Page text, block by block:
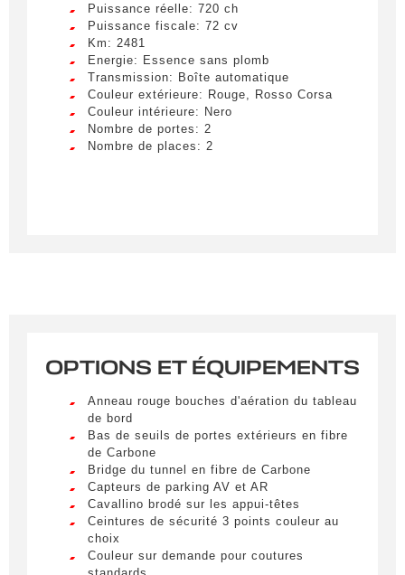
Remplissez le formulaire ci-dessous pour recevoir
une notification par e-mail dès qu’un véhicule
correspondant à vos critères sera disponible.
Civilité *
LIVRAISON PARTOUT EN
FRANCE
Puissance réelle: 720 ch
Puissance fiscale: 72 cv
Km: 2481
Energie: Essence sans plomb
Transmission: Boîte automatique
Couleur extérieure: Rouge, Rosso Corsa
Couleur intérieure: Nero
Nombre de portes: 2
Nombre de places: 2
OPTIONS ET ÉQUIPEMENTS
Anneau rouge bouches d'aération du tableau
de bord
Bas de seuils de portes extérieurs en fibre
de Carbone
Bridge du tunnel en fibre de Carbone
Capteurs de parking AV et AR
Cavallino brodé sur les appui-têtes
Ceintures de sécurité 3 points couleur au
choix
Couleur sur demande pour coutures